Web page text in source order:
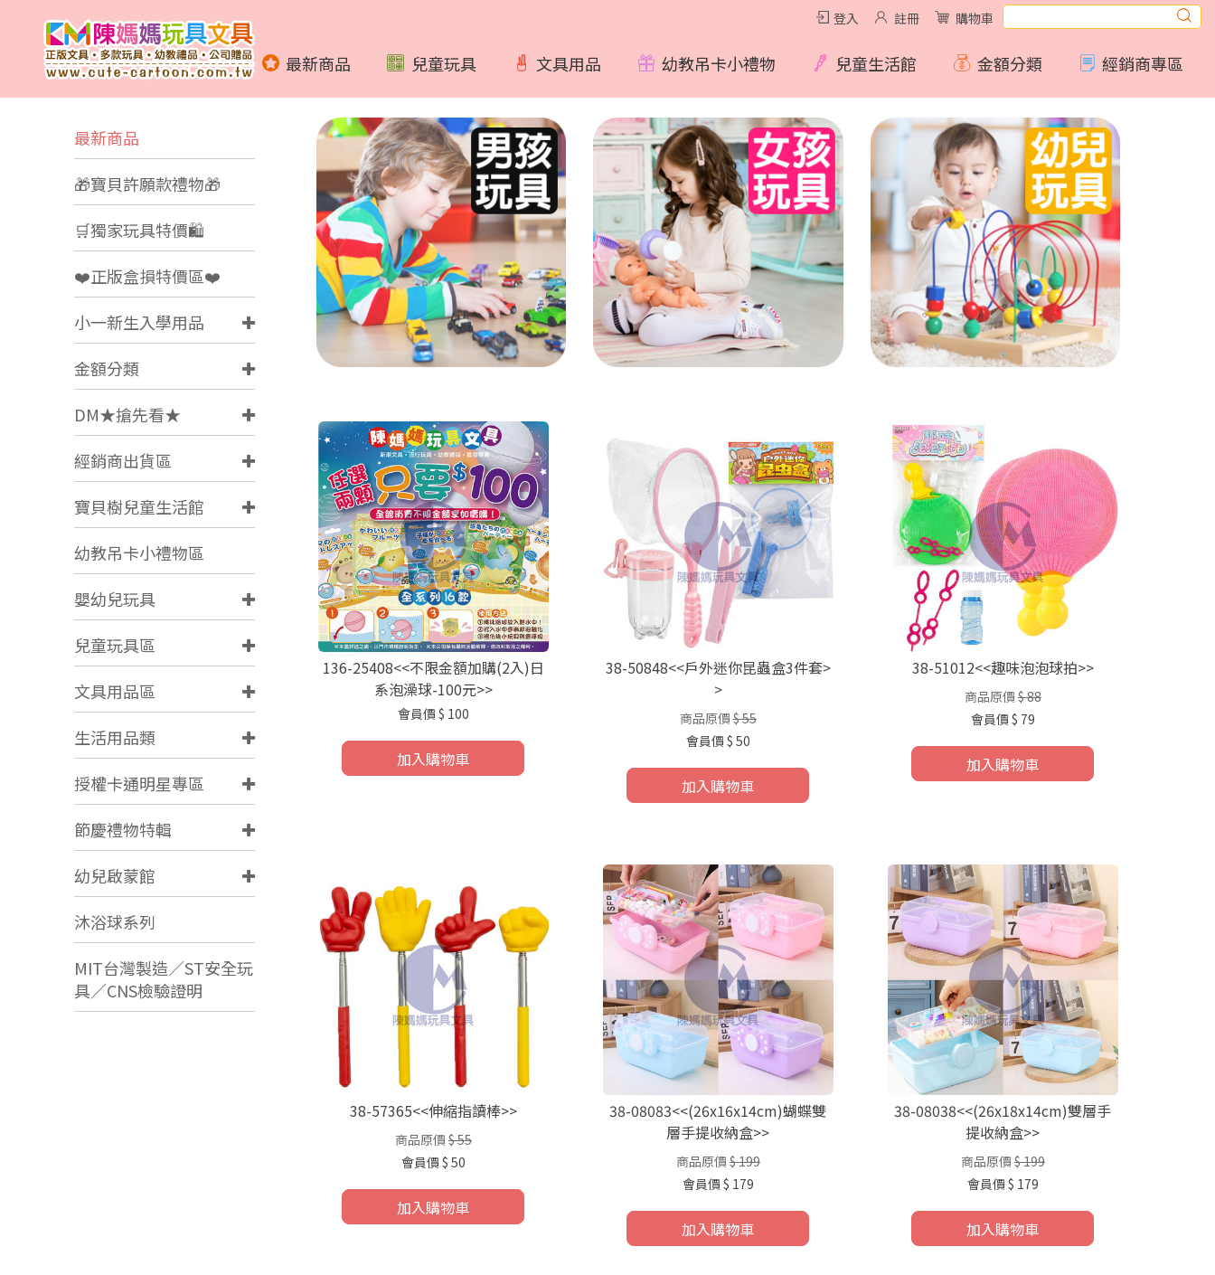
登入 註冊 購物車
最新商品 兒童玩具 文具用品 幼教吊卡小禮物 兒童生活館 金額分類 經銷商專區
最新商品
🎁寶貝許願款禮物🎁
🛒獨家玩具特價🛍️
❤️正版盒損特價區❤️
小一新生入學用品
金額分類
DM★搶先看★
經銷商出貨區
寶貝樹兒童生活館
幼教吊卡小禮物區
嬰幼兒玩具
兒童玩具區
文具用品區
生活用品類
授權卡通明星專區
節慶禮物特輯
幼兒啟蒙館
沐浴球系列
MIT台灣製造／ST安全玩
具／CNS檢驗證明
136-25408<<不限金額加購(2入)日
系泡澡球-100元>>
會員價 $ 100
加入購物車
38-50848<<戶外迷你昆蟲盒3件套>
>
商品原價 $ 55
會員價 $ 50
加入購物車
38-51012<<趣味泡泡球拍>>
商品原價 $ 88
會員價 $ 79
加入購物車
38-57365<<伸縮指讀棒>>
商品原價 $ 55
會員價 $ 50
加入購物車
38-08083<<(26x16x14cm)蝴蝶雙
層手提收納盒>>
商品原價 $ 199
會員價 $ 179
加入購物車
38-08038<<(26x18x14cm)雙層手
提收納盒>>
商品原價 $ 199
會員價 $ 179
加入購物車